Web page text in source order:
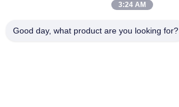
Địa chỉ của tôi
3:24 AM
Good day, what product are you looking for?